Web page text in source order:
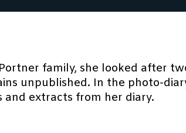
family, she looked after
unpublished. In the photo-
and extracts from her diary.